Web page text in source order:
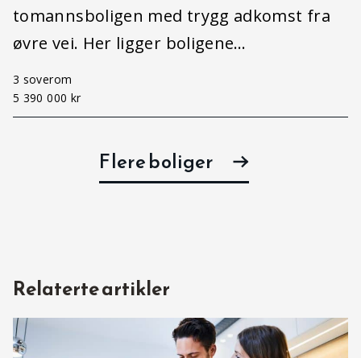
tomannsboligen med trygg adkomst fra
øvre vei. Her ligger boligene…
3 soverom
5 390 000 kr
Flere boliger
Relaterte artikler